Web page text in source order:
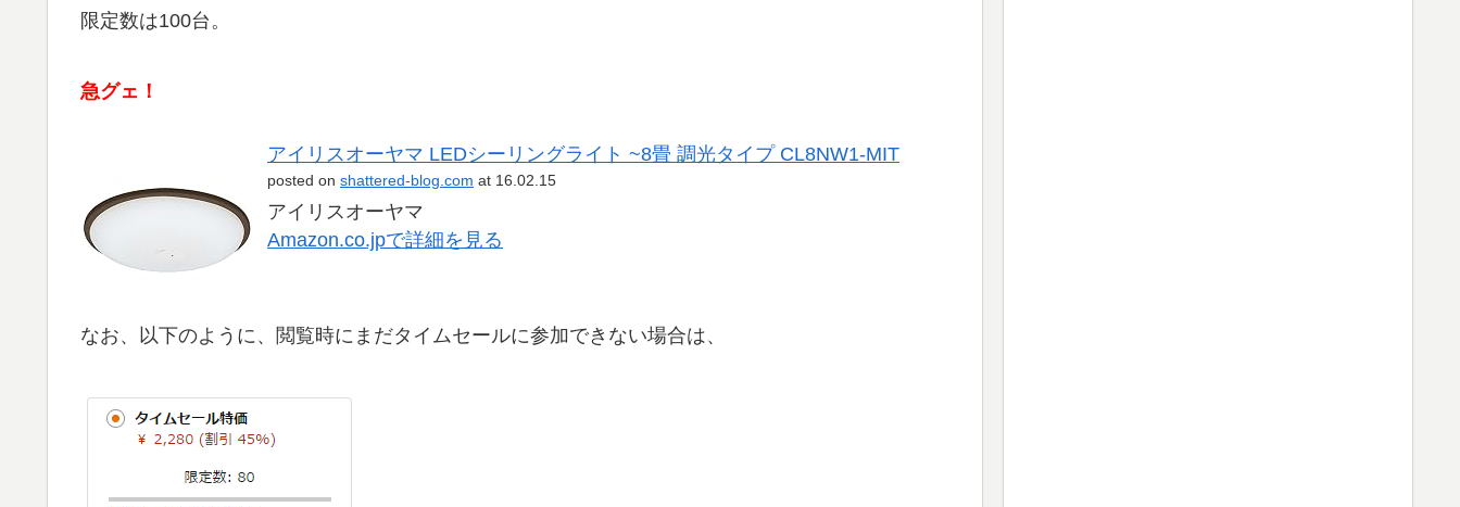
限定数は100台。
急グェ！
アイリスオーヤマ LEDシーリングライト ~8畳 調光タイプ CL8NW1-MIT
posted on shattered-blog.com at 16.02.15
アイリスオーヤマ
Amazon.co.jpで詳細を見る
なお、以下のように、閲覧時にまだタイムセールに参加できない場合は、